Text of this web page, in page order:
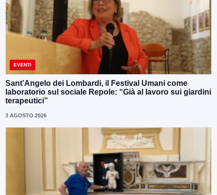
EVENTI
Sant’Angelo dei Lombardi, il Festival Umani come
laboratorio sul sociale Repole: “Già al lavoro sui giardini
terapeutici”
3 AGOSTO 2026